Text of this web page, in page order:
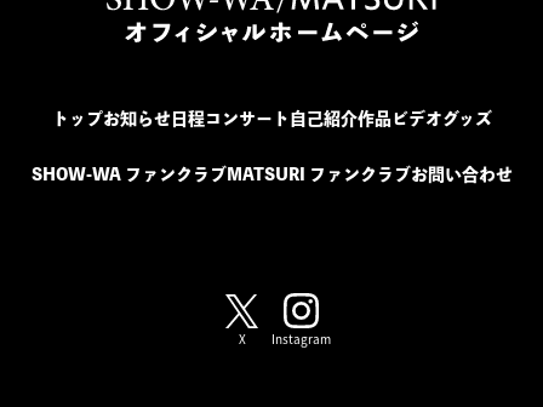
トップお知らせ日程コンサート 自己紹介作品ビデオグッズ
SHOW-WA ファンクラブ MATSURI ファンクラブ お問い合わせ
X Instagram